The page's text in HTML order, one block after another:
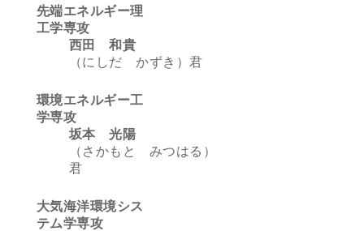
先端エネルギー理
工学専攻
西田 和貴
（にしだ かずき）君
環境エネルギー工
学専攻
坂本 光陽
（さかもと みつはる）
君
大気海洋環境シス
テム学専攻